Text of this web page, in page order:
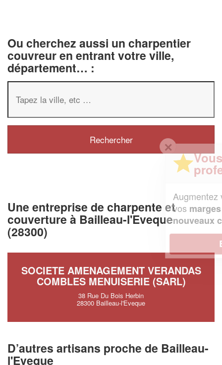
Ou cherchez aussi un charpentier
couvreur en entrant votre ville,
département… :
Une entreprise de charpente et
couverture à Bailleau-l'Eveque
(28300)
SOCIETE AMENAGEMENT VERANDAS
COMBLES MENUISERIE (SARL)
38 Rue Du Bois Herbin
28300 Bailleau-l'Eveque
D’autres artisans proche de Bailleau-
l'Eveque
Vous êtes un
professionnel ?
chiffre d'affaireset
vosmargestout en gagnant de
nouveaux clients!